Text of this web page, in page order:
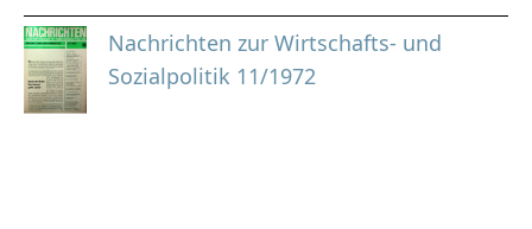
Abo
Spenden
Nachrichten zur Wirtschafts- und
Sozialpolitik 11/1972